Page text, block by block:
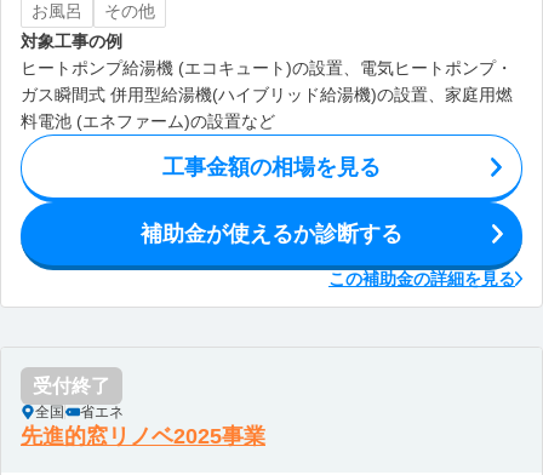
お風呂
その他
対象工事の例
ヒートポンプ給湯機 (エコキュート)の設置、電気ヒートポンプ・
ガス瞬間式 併用型給湯機(ハイブリッド給湯機)の設置、家庭用燃
料電池 (エネファーム)の設置など
工事金額の相場を見る
補助金が使えるか診断する
この補助金の詳細を見る
受付終了
全国 省エネ
先進的窓リノベ2025事業